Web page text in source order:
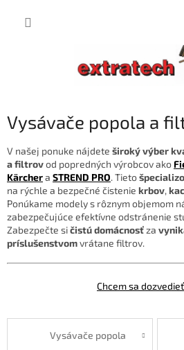
Vysávače popola a
V našej ponuke nájdete široký výber
a filtrovod popredných výrobcov ako
Kärchera STREND PRO. Tieto
na rýchle a bezpečné čistenie krbov,
Ponúkame modely s rôznym objemom
zabezpečujúce efektívne odstránenie
Zabezpečte sičistú domácnosťza
príslušenstvomvrátane filtrov.
Chcem sa
Vysávače popola